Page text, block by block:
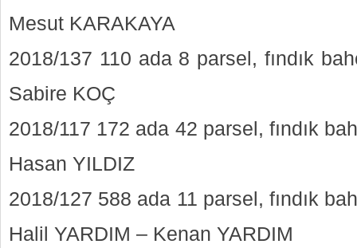
Mesut KARAKAYA
2018/137 110 ada 8 parsel, fındık
Sabire KOÇ
2018/117 172 ada 42 parsel, fındık
Hasan YILDIZ
2018/127 588 ada 11 parsel, fındık
Halil YARDIM – Kenan YARDIM